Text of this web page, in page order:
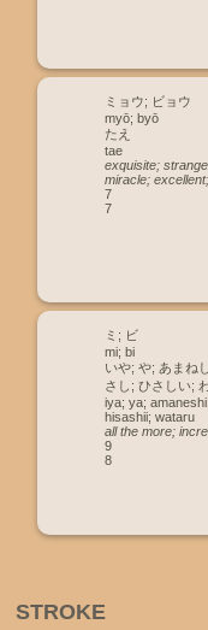
ミョウ; ビョウ
myō; byō
たえ
tae
exquisite;
miracle;
7
7
ミ; ビ
mi; bi
いや; や; あまね
さし; ひさしい;
iya; ya;
hisashii; wataru
all the more;
9
8
STROKE